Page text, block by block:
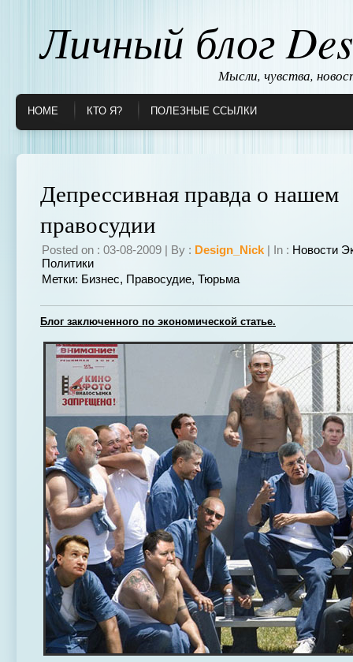
Личный блог
Мысли, чувства,
HOME КТО Я? ПОЛЕЗНЫЕ ССЫЛКИ
Депрессивная правда о нашем
правосудии
Posted on : 03-08-2009 | By : Design_Nick | In : Новости
Политики
Метки: Бизнес, Правосудие, Тюрьма
Блог заключенного по экономической статье.